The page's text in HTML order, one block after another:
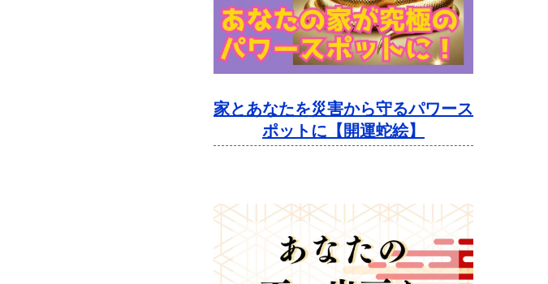
家とあなたを災害から守るパワース
ポットに【開運蛇絵】